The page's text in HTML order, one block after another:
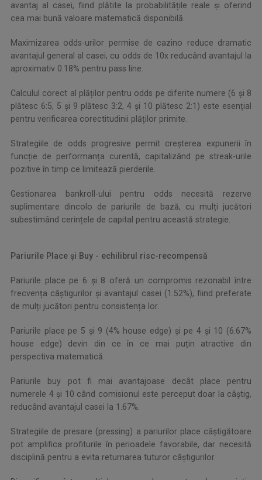
avantaj al casei, fiind plătite la probabilitățile reale și oferind
cea mai bună valoare matematică disponibilă.
Maximizarea odds-urilor permise de cazino reduce dramatic
avantajul general al casei, cu odds de 10x reducând avantajul la
aproximativ 0.18% pentru pass line.
Calculul corect al plăților pentru odds pe diferite numere (6 și 8
plătesc 6:5, 5 și 9 plătesc 3:2, 4 și 10 plătesc 2:1) este esențial
pentru verificarea corectitudinii plăților primite.
Strategiile de odds progresive permit creșterea expunerii în
funcție de performanța curentă, capitalizând pe streak-urile
pozitive în timp ce limitează pierderile.
Gestionarea bankroll-ului pentru odds necesită rezerve
suplimentare dincolo de pariurile de bază, cu mulți jucători
subestimând cerințele de capital pentru această strategie.
Pariurile Place și Buy - echilibrul risc-recompensă
Pariurile place pe 6 și 8 oferă un compromis rezonabil între
frecvența câștigurilor și avantajul casei (1.52%), fiind preferate
de mulți jucători pentru consistența lor.
Pariurile place pe 5 și 9 (4% house edge) și pe 4 și 10 (6.67%
house edge) devin din ce în ce mai puțin atractive din
perspectiva matematică.
Pariurile buy pot fi mai avantajoase decât place pentru
numerele 4 și 10 când comisionul este perceput doar la câștig,
reducând avantajul casei la 1.67%.
Strategiile de presare (pressing) a pariurilor place câștigătoare
pot amplifica profiturile în perioadele favorabile, dar necesită
disciplină pentru a evita returnarea tuturor câștigurilor.